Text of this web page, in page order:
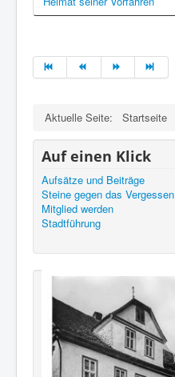
Aktuelle Seite: Startseite
Auf einen Klick
Aufsätze und Beiträge
Steine gegen das Vergessen
Mitglied werden
Stadtführung
Neu erschienen